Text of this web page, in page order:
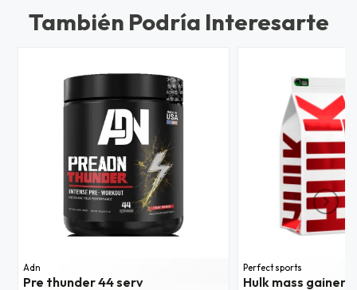
También Podría Interesarte
Adn
Pre thunder 44 serv
Perfect sports
Hulk mass gainer